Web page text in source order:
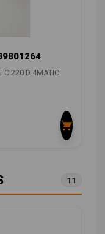
220 D 4MATIC
11